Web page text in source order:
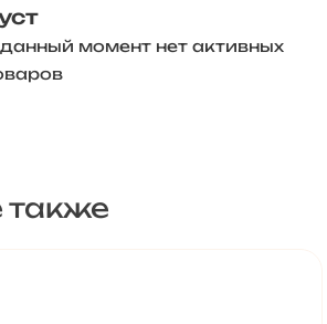
момент нет активных
также